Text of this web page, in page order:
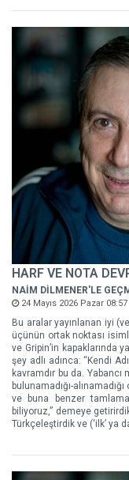
HARF VE NOTA
NAİM DİLMENER'LE
24 Mayıs 2026 Pazar 08:57
Bu aralar yayınlanan iyi
üçünün ortak noktası
ve Gripin’in kapaklarında
şey adlı adınca: “Kendi
kavramdır bu da.
bulunamadığı-
ve buna benzer
biliyoruz,” demeye
Türkçeleştirdik ve (‘ilk’ ya